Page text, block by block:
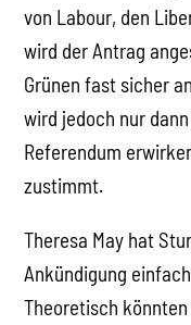
von Labour, den
wird der Antrag
Grünen fast sicher
wird jedoch nur
Referendum
zustimmt.
Theresa May hat
Ankündigung
Theoretisch